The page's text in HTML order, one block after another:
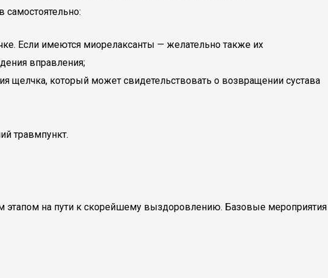
Если имеются миорелаксанты — желательно также их
вправления;
щелчка, который может свидетельствовать о возвращении сустава
травмпункт.
этапом на пути к скорейшему выздоровлению. Базовые мероприятия